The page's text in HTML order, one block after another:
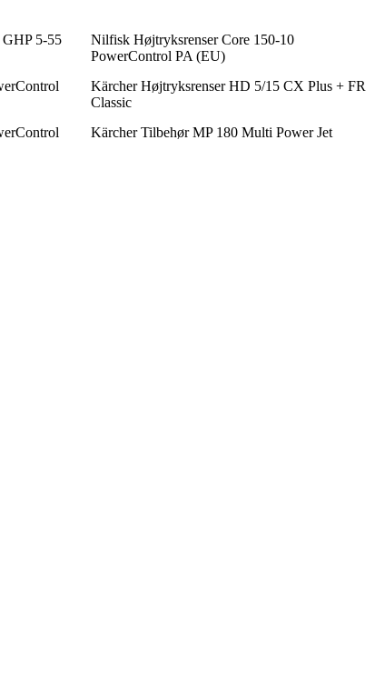
5-55
Nilfisk Højtryksrenser Core 150-10
PowerControl PA (EU)
Kärcher Højtryksrenser HD 5/15 CX Plus + FR
Classic
Kärcher Tilbehør MP 180 Multi Power Jet